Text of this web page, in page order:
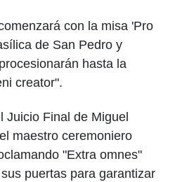
con la misa 'Pro
de San Pedro y
hasta la
creator".
Juicio Final de Miguel
maestro ceremoniero
"Extra omnes"
puertas para garantizar